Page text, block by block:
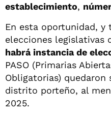
establecimiento,
En esta oportunidad, y
elecciones legislativas
habrá instancia de
PASO (Primarias
Obligatorias) quedaron
distrito porteño, al
2025.